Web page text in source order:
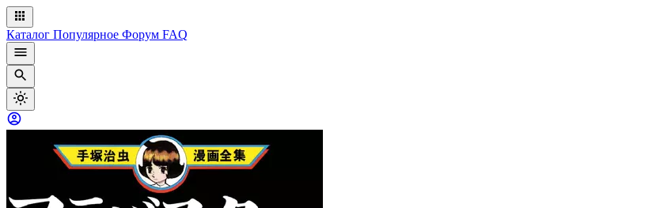
Каталог Популярное Форум FAQ